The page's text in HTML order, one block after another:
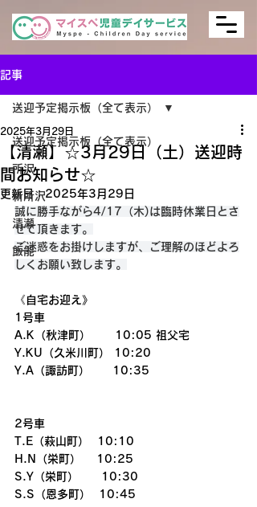
記事
送迎予定掲示板（全て表示）
所沢
新所沢
清瀬
飯能
送迎予定掲示板（全て表示）
【清瀬】☆3月29日（土）送迎時
間お知らせ☆
2025年3月29日
更新日：2025年3月29日
誠に勝手ながら4/17（木)は臨時休業日とさ
せて頂きます。
ご迷惑をお掛けしますが、ご理解のほどよろ
しくお願い致します。
《自宅お迎え》
1号車
A.K（秋津町）      10:05 祖父宅
Y.KU（久米川町） 10:20
Y.A（諏訪町）　　10:35
2号車
T.E（萩山町）  10:10
H.N（栄町）　 10:25
S.Y（栄町）　　10:30
S.S（恩多町）  10:45